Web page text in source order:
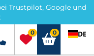
Trustpilot, Google und
+49 5741 3222690
0 0 DE